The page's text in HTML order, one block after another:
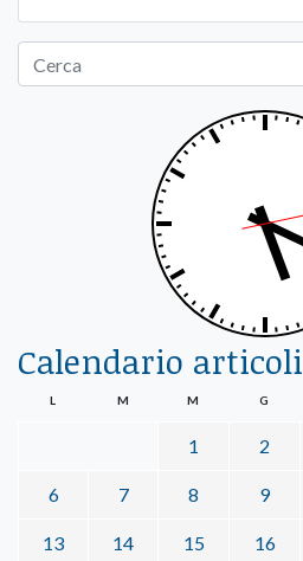
Calendario articoli
L M M G
1 2
6 7 8 9
13 14 15 16